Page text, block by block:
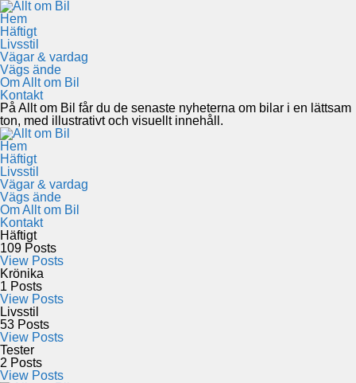
Hem
Häftigt
Livsstil
Vägar & vardag
Vägs ände
Om Allt om Bil
Kontakt
På Allt om Bil får du de senaste nyheterna om bilar i en lättsam
ton, med illustrativt och visuellt innehåll.
Hem
Häftigt
Livsstil
Vägar & vardag
Vägs ände
Om Allt om Bil
Kontakt
Häftigt
109 Posts
View Posts
Krönika
1 Posts
View Posts
Livsstil
53 Posts
View Posts
Tester
2 Posts
View Posts